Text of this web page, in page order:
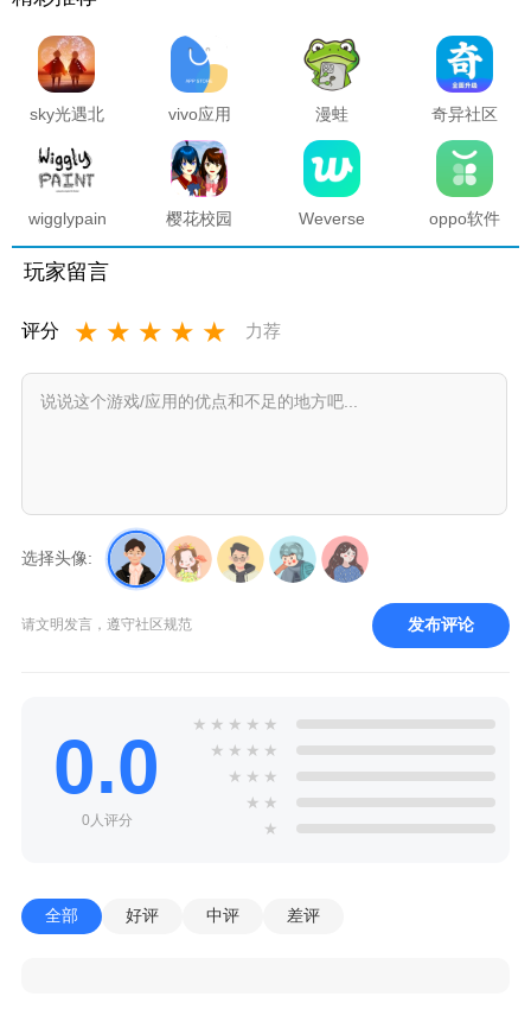
sky光遇北
解锁版
vivo应用
正版
漫蛙
官方正版
奇异社区
载安装
2025最新
版本
wigglypaint
樱花校园
Weverse
oppo软件
玩家留言
评分 ★ ★ ★ ★ ★ 力荐
选择头像:
请文明发言，遵守社区规范 发布评论
0.0
0人评分
★ ★ ★ ★ ★
★ ★ ★ ★
★ ★ ★
★ ★
★
全部 好评 中评 差评